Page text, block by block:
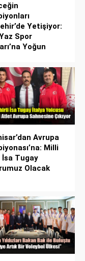
Yetişiyor:
Spor
Yoğun
Avrupa
Milli
Tugay
Olacak